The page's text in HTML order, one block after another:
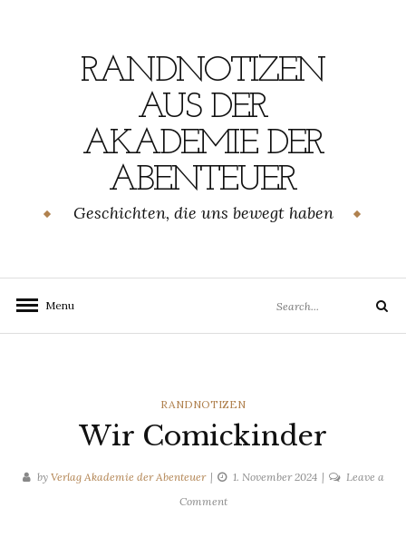
RANDNOTIZEN
AUS DER
AKADEMIE DER
ABENTEUER
Geschichten, die uns bewegt haben
Menu
for:
Search
CATEGORIES
RANDNOTIZEN
Wir Comickinder
by Verlag Akademie der Abenteuer 1. November 2024
Leave a
Commenton